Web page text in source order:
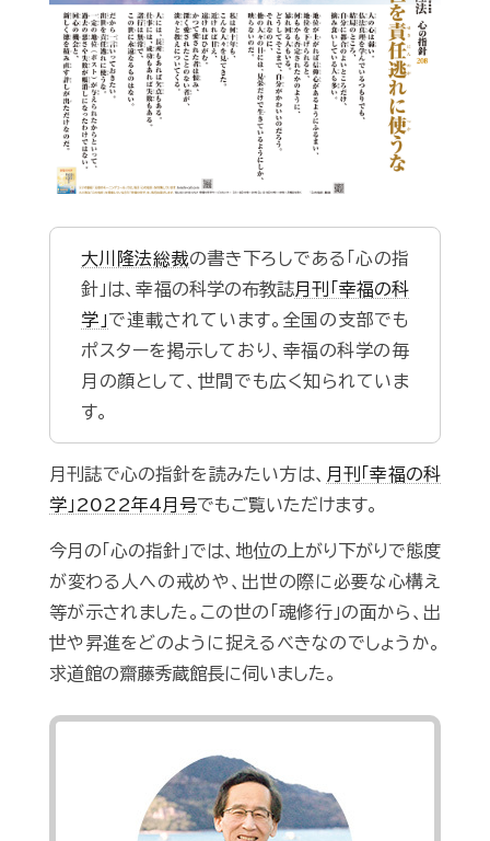
大川隆法総裁の書き下ろしである「心の指
針」は、幸福の科学の布教誌月刊「幸福の科
学」で連載されています。全国の支部でも
ポスターを掲示しており、幸福の科学の毎
月の顔として、世間でも広く知られていま
す。
月刊誌で心の指針を読みたい方は、 月刊「幸福の科
学」2022年4月号でもご覧いただけます。
今月の「心の指針」では、地位の上がり下がりで態度
が変わる人への戒めや、出世の際に必要な心構え
等が示されました。この世の「魂修行」の面から、出
世や昇進をどのように捉えるべきなのでしょうか。
求道館の齋藤秀蔵館長に伺いました。